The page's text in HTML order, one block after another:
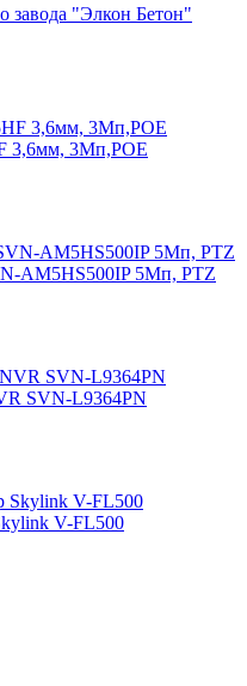
завода "Элкон Бетон"
3,6мм, 3Мп,POE
AM5HS500IP 5Мп, PTZ
SVN-L9364PN
V-FL500